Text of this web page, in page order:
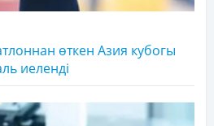
өткен Азия кубогы
иеленді